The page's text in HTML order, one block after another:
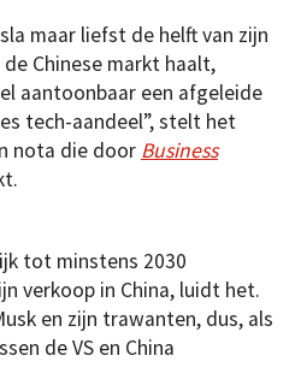
maar liefst de helft van zijn
Chinese markt haalt,
aantoonbaar een afgeleide
tech-aandeel”, stelt het
nota die door Business
tot minstens 2030
verkoop in China, luidt het.
en zijn trawanten, dus, als
de VS en China